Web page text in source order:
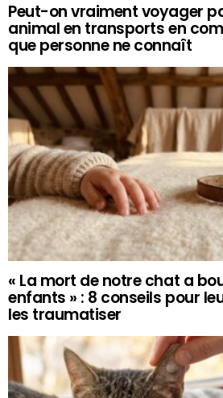
Peut-on vraiment voyager
animal en transports en
que personne ne connaît
« La mort de notre chat a
enfants » : 8 conseils pour
les traumatiser